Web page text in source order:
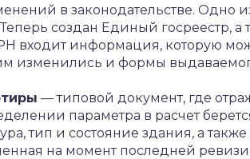
в законодательстве. Одно
создан Единый госреестр, а
входит информация, которую
изменились и формы
— типовой документ, где
параметра в расчет
тип и состояние здания, а
на момент последней